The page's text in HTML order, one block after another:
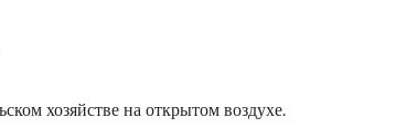
хозяйстве на открытом воздухе.